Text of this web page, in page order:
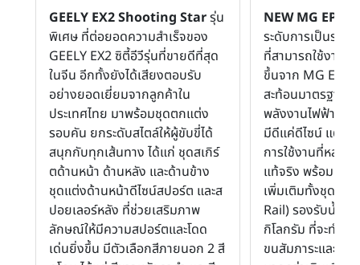
GEELY EX2 Shooting Starรุ่น
พิเศษ ที่ต่อยอดความสำเร็จของ
GEELY EX2 ซิตี้อีวีรุ่นที่ขายดีที่สุด
ในจีน อีกทั้งยังได้เสียงตอบรับ
อย่างยอดเยี่ยมจากลูกค้าใน
ประเทศไทย มาพร้อมชุดตกแต่ง
รอบคัน ยกระดับสไตล์ให้ผู้ขับขี่ได้
สนุกกับทุกเส้นทาง ได้แก่ ชุดสเกิร์
ตด้านหน้า ด้านหลัง และด้านข้าง
ชุดแต่งด้านหน้าดีไซน์สปอร์ต และส
ปอยเลอร์หลัง ที่ช่วยเสริมภาพ
ลักษณ์ให้มีความสปอร์ตและโดด
เด่นยิ่งขึ้น มีตัวเลือกสีภายนอก 2 สี
NEW MG EP
ระดับการเป็นรถ
ที่สามารถใช้งานไ
ขึ้นจาก MG EP
สะท้อนมาตรฐาน
พลังงานไฟฟ้าในป
มีดีแค่ดีไซน์ แต่จะ
การใช้งานที่หลาก
แท้จริง พร้อมกา
เพิ่มเติมทั้งชุดรา
Rail) รองรับน้ำห
กิโลกรัม ที่จะทำให้
ขนสัมภาระและอุ